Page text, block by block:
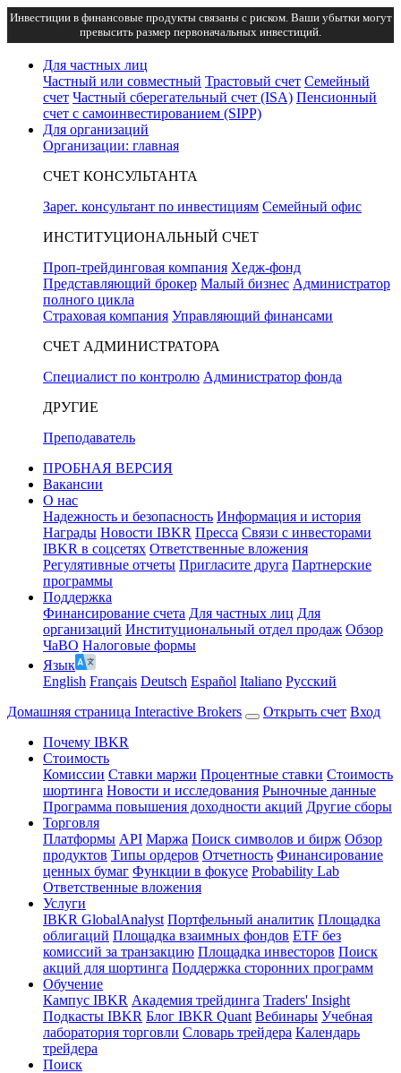
Инвестиции в финансовые продукты связаны с риском. Ваши убытки могут
превысить размер первоначальных инвестиций.
Для частных лиц
Частный или совместный Трастовый счет Семейный
счет Частный сберегательный счет (ISA) Пенсионный
счет с самоинвестированием (SIPP)
Для организаций
Организации: главная
СЧЕТ КОНСУЛЬТАНТА
Зарег. консультант по инвестициям Семейный офис
ИНСТИТУЦИОНАЛЬНЫЙ СЧЕТ
Проп-трейдинговая компания Хедж-фонд
Представляющий брокер Малый бизнес Администратор
полного цикла
Страховая компания Управляющий финансами
СЧЕТ АДМИНИСТРАТОРА
Специалист по контролю Администратор фонда
ДРУГИЕ
Преподаватель
ПРОБНАЯ ВЕРСИЯ
Вакансии
О нас
Надежность и безопасность Информация и история
Награды Новости IBKR Пресса Связи с инвесторами
IBKR в соцсетях Ответственные вложения
Регулятивные отчеты Пригласите друга Партнерские
программы
Поддержка
Финансирование счета Для частных лиц Для
организаций Институциональный отдел продаж Обзор
ЧаВО Налоговые формы
Язык
English Français Deutsch Español Italiano Pусский
Домашняя страница Interactive Brokers
Открыть счет Вход
Почему IBKR
Стоимость
Комиссии Ставки маржи Процентные ставки Стоимость
шортинга Новости и исследования Рыночные данные
Программа повышения доходности акций Другие сборы
Торговля
Платформы API Маржа Поиск символов и бирж Обзор
продуктов Типы ордеров Отчетность Финансирование
ценных бумаг Функции в фокусе Probability Lab
Ответственные вложения
Услуги
IBKR GlobalAnalyst Портфельный аналитик Площадка
облигаций Площадка взаимных фондов ETF без
комиссий за транзакцию Площадка инвесторов Поиск
акций для шортинга Поддержка сторонних программ
Обучение
Кампус IBKR Академия трейдинга Traders' Insight
Подкасты IBKR Блог IBKR Quant Вебинары Учебная
лаборатория торговли Словарь трейдера Календарь
трейдера
Поиск